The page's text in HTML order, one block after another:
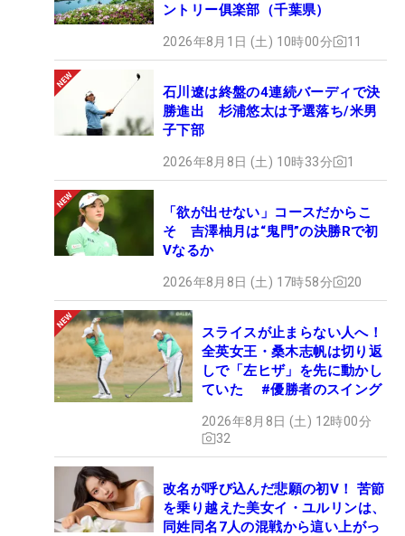
ントリー俱楽部（千葉県）
2026年8月1日 (土) 10時00分 11
石川遼は終盤の4連続バーディで決
勝進出 杉浦悠太は予選落ち/米男
子下部
2026年8月8日 (土) 10時33分 1
「欲が出せない」コースだからこ
そ 吉澤柚月は“鬼門”の決勝Rで初
Vなるか
2026年8月8日 (土) 17時58分 20
スライスが止まらない人へ！
全英女王・桑木志帆は切り返
しで「左ヒザ」を先に動かし
ていた #優勝者のスイング
2026年8月8日 (土) 12時00分
32
改名が呼び込んだ悲願の初V！ 苦節
を乗り越えた美女イ・ユルリンは、
同姓同名7人の混戦から這い上がっ